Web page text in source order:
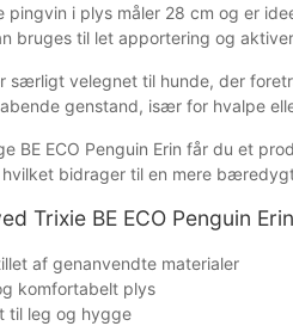
pingvin i plys måler 28 cm og er
bruges til let apportering og
særligt velegnet til hunde, der
genstand, især for hvalpe
BE ECO Penguin Erin får du et
hvilket bidrager til en mere
Trixie BE ECO Penguin
af genanvendte materialer
komfortabelt plys
til leg og hygge